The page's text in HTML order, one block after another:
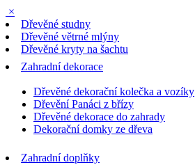
×
Dřevěné studny
Dřevěné větrné mlýny
Dřevěné kryty na šachtu
Zahradní dekorace
Dřevěné dekorační kolečka a vozíky
Dřevění Panáci z břízy
Dřevěné dekorace do zahrady
Dekorační domky ze dřeva
Zahradní doplňky